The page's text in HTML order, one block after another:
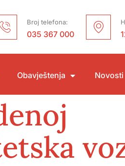
Broj telefona:
035 367 000
Obavještenja Novosti